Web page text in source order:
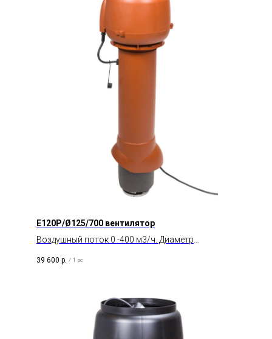
E120P/Ø125/700 вентилятор
Воздушный поток 0 -400 м3/ч. Диаметр
39 600 р. / 1 pc